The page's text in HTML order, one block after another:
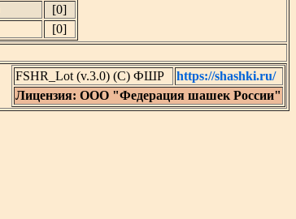
[0]
[0]
FSHR_Lot (v.3.0) (C) ФШР
https://shashki.ru/
Лицензия: ООО "Федерация шашек России"